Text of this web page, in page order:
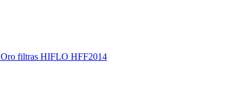
Oro filtras HIFLO HFF2014